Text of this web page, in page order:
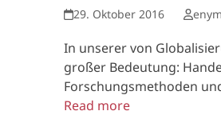
29. Oktober 2016 enym
In unserer von
großer Bedeutung:
Forschungsmethoden
Read more